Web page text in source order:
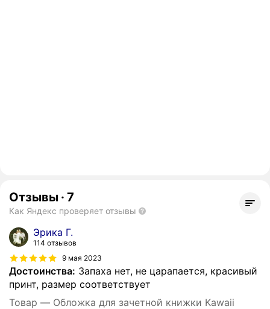
Отзывы · 7
Как Яндекс проверяет отзывы
Эрика Г.
114 отзывов
9 мая 2023
Достоинства: Запаха нет, не царапается, красивый
принт, размер соответствует
Товар — Обложка для зачетной книжки Kawaii